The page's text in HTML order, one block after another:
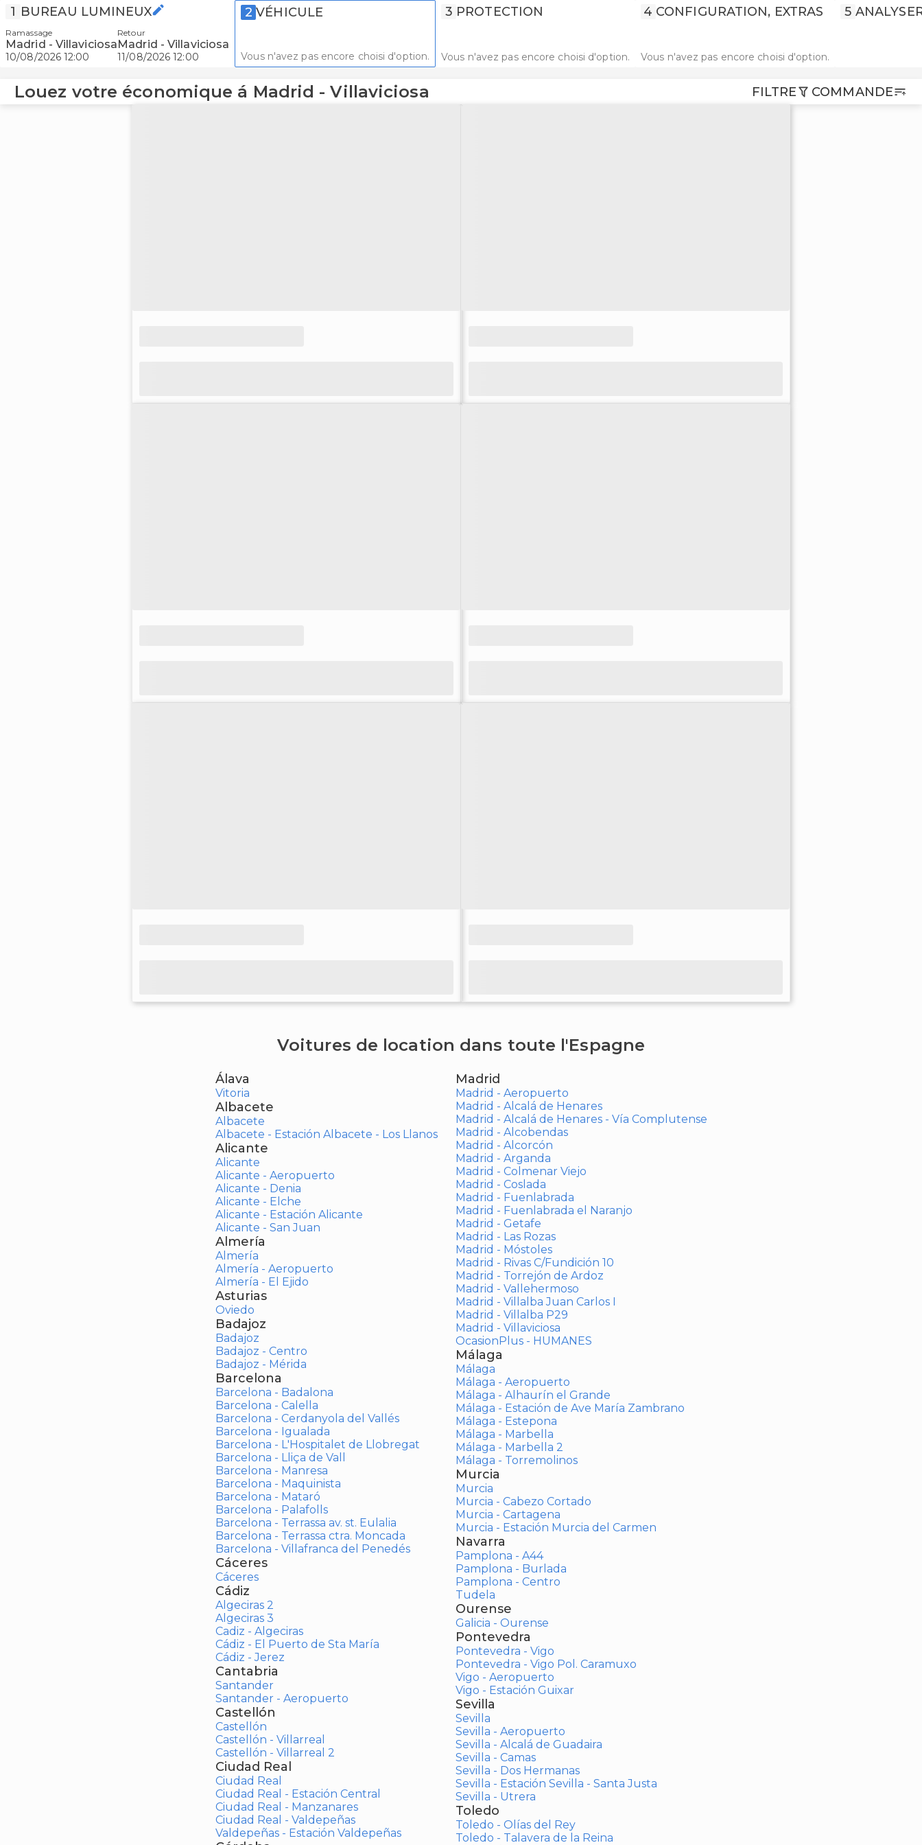
1 BUREAU LUMINEUX
Ramassage
Madrid - Villaviciosa
10/08/2026 12:00
Retour
Madrid - Villaviciosa
11/08/2026 12:00
2 VÉHICULE
Vous n'avez pas encore choisi d'option.
3 PROTECTION
Vous n'avez pas encore choisi d'option.
4 CONFIGURATION, EXTRAS
Vous n'avez pas encore choisi d'option.
5
Louez votre économique á Madrid - Villaviciosa FILTRE COMMANDE
Voitures de location dans toute l'Espagne
Álava
Vitoria
Albacete
Albacete
Albacete - Estación Albacete - Los Llanos
Alicante
Alicante
Alicante - Aeropuerto
Alicante - Denia
Alicante - Elche
Alicante - Estación Alicante
Alicante - San Juan
Almería
Almería
Almería - Aeropuerto
Almería - El Ejido
Asturias
Oviedo
Badajoz
Badajoz
Badajoz - Centro
Badajoz - Mérida
Barcelona
Barcelona - Badalona
Barcelona - Calella
Barcelona - Cerdanyola del Vallés
Barcelona - Igualada
Barcelona - L'Hospitalet de Llobregat
Barcelona - Lliça de Vall
Barcelona - Manresa
Barcelona - Maquinista
Barcelona - Mataró
Barcelona - Palafolls
Barcelona - Terrassa av. st. Eulalia
Barcelona - Terrassa ctra. Moncada
Barcelona - Villafranca del Penedés
Cáceres
Cáceres
Cádiz
Algeciras 2
Algeciras 3
Cadiz - Algeciras
Cádiz - El Puerto de Sta María
Cádiz - Jerez
Cantabria
Santander
Santander - Aeropuerto
Castellón
Castellón
Castellón - Villarreal
Castellón - Villarreal 2
Ciudad Real
Ciudad Real
Ciudad Real - Estación Central
Ciudad Real - Manzanares
Ciudad Real - Valdepeñas
Valdepeñas - Estación Valdepeñas
Madrid
Madrid - Aeropuerto
Madrid - Alcalá de Henares
Madrid - Alcalá de Henares - Vía Complutense
Madrid - Alcobendas
Madrid - Alcorcón
Madrid - Arganda
Madrid - Colmenar Viejo
Madrid - Coslada
Madrid - Fuenlabrada
Madrid - Fuenlabrada el Naranjo
Madrid - Getafe
Madrid - Las Rozas
Madrid - Móstoles
Madrid - Rivas C/Fundición 10
Madrid - Torrejón de Ardoz
Madrid - Vallehermoso
Madrid - Villalba Juan Carlos I
Madrid - Villalba P29
Madrid - Villaviciosa
OcasionPlus - HUMANES
Málaga
Málaga
Málaga - Aeropuerto
Málaga - Alhaurín el Grande
Málaga - Estación de Ave María Zambrano
Málaga - Estepona
Málaga - Marbella
Málaga - Marbella 2
Málaga - Torremolinos
Murcia
Murcia
Murcia - Cabezo Cortado
Murcia - Cartagena
Murcia - Estación Murcia del Carmen
Navarra
Pamplona - A44
Pamplona - Burlada
Pamplona - Centro
Tudela
Ourense
Galicia - Ourense
Pontevedra
Pontevedra - Vigo
Pontevedra - Vigo Pol. Caramuxo
Vigo - Aeropuerto
Vigo - Estación Guixar
Sevilla
Sevilla
Sevilla - Aeropuerto
Sevilla - Alcalá de Guadaira
Sevilla - Camas
Sevilla - Dos Hermanas
Sevilla - Estación Sevilla - Santa Justa
Sevilla - Utrera
Toledo
Toledo - Olías del Rey
Toledo - Talavera de la Reina